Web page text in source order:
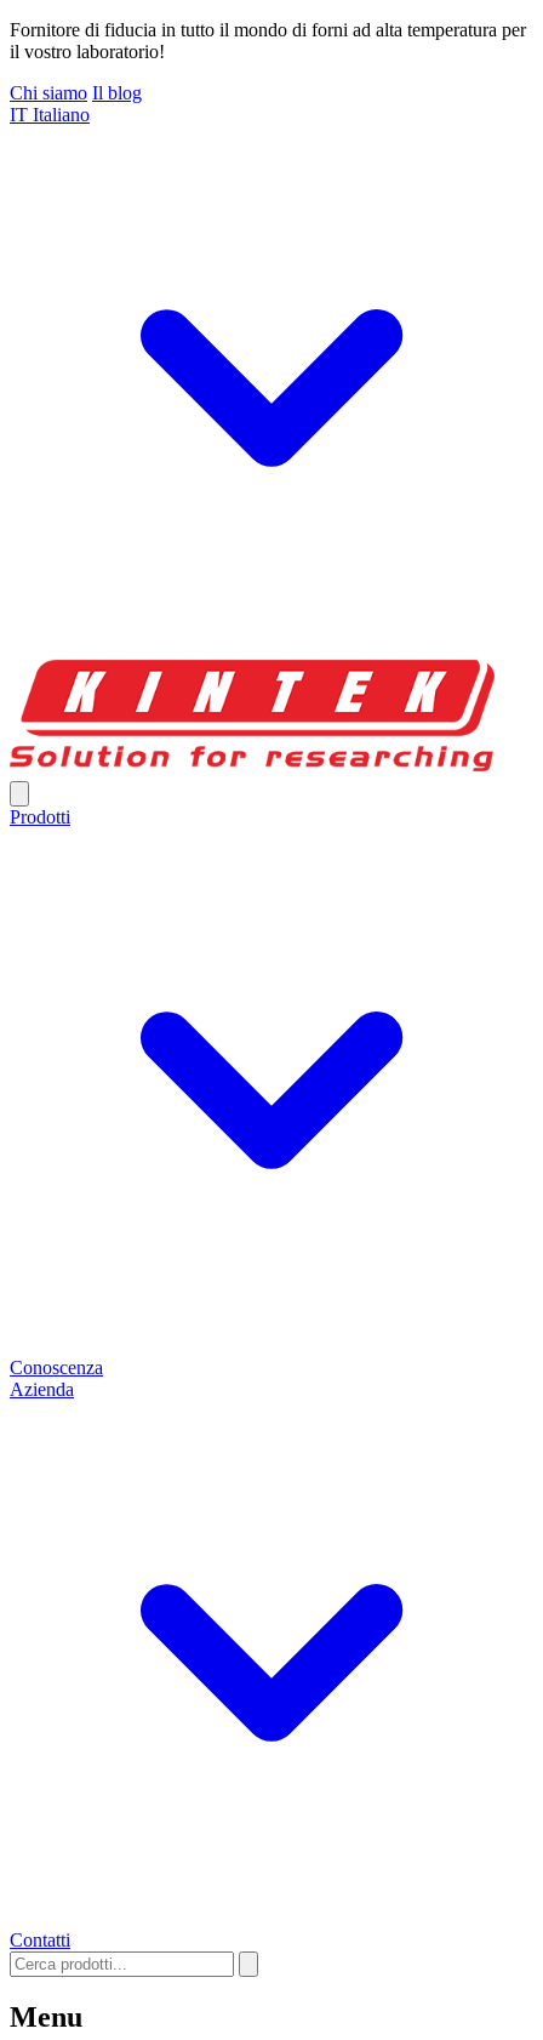
Fornitore di fiducia in tutto il mondo di forni ad alta temperatura per
il vostro laboratorio!
Chi siamo Il blog
IT Italiano
Prodotti
Conoscenza
Azienda
Contatti
Menu